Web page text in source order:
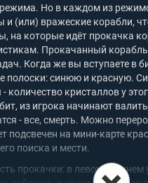
режима. Но в каждом из
и (или) вражеские корабли,
на которые идёт прокачка
Прокачанный
Когда же вы вступаете в
полоски: синюю и красную.
- количество кристаллов у
из игрока начинают
- все, смерть. Можно
подсвечен на мини-карте
поиска и мести.
прокачки: в левом верхнем